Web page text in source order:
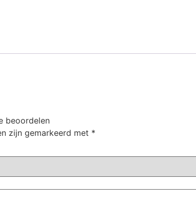
beoordelen
zijn gemarkeerd met *